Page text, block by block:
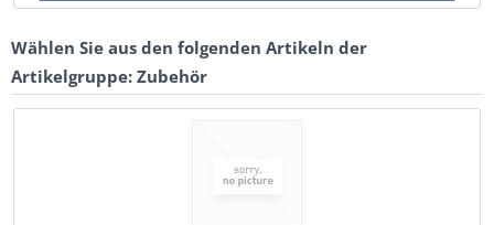
Wählen Sie aus den folgenden Artikeln der
Artikelgruppe: Zubehör